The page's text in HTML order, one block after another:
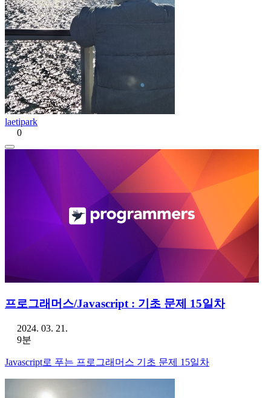
laetipark
0
프로그래머스/Javascript : 기초 문제 15일차
2024. 03. 21.
9분
Javascript로 푸는 프로그래머스 기초 문제 15일차